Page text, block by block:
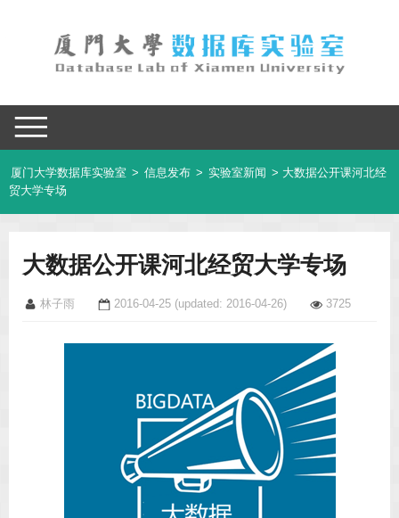
厦门大学数据库实验室 > 信息发布 > 实验室新闻 > 大数据公开课河北经
贸大学专场
大数据公开课河北经贸大学专场
林子雨 2016-04-25 (updated: 2016-04-26) 3725